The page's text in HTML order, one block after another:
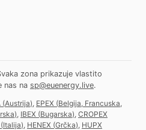
zona prikazuje vlastito
nas na sp@euenergy.live.
(Austrija) EPEX (Belgija, Francuska,
) IBEX (Bugarska) CROPEX
(Italija) HENEX (Grčka) HUPX